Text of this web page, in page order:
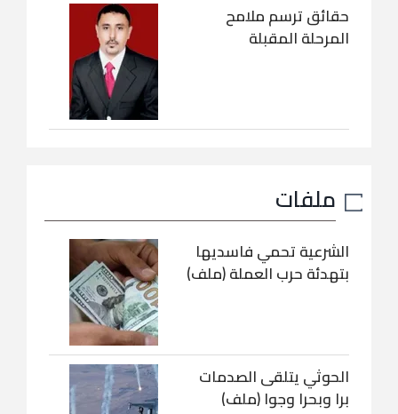
حقائق ترسم ملامح
المرحلة المقبلة
ملفات
الشرعية تحمي فاسديها
بتهدئة حرب العملة (ملف)
الحوثي يتلقى الصدمات
برا وبحرا وجوا (ملف)